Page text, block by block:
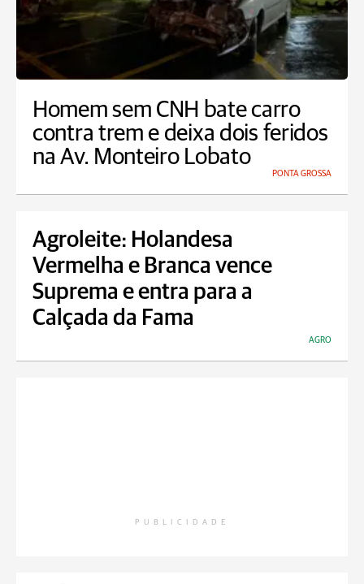
Homem sem CNH bate carro
contra trem e deixa dois feridos
na Av. Monteiro Lobato
PONTA GROSSA
Agroleite: Holandesa
Vermelha e Branca vence
Suprema e entra para a
Calçada da Fama
AGRO
PUBLICIDADE